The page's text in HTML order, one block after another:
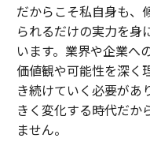
だからこそ私自身も、
られるだけの実力を身
います。業界や企業へ
価値観や可能性を深く
き続けていく必要があ
きく変化する時代だか
ません。